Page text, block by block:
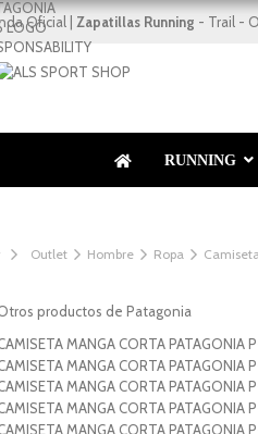
Oficial | Zapatillas Running - Trail -
RESPONSABILI-TEE
RUNNING
Outlet Hombre Ropa